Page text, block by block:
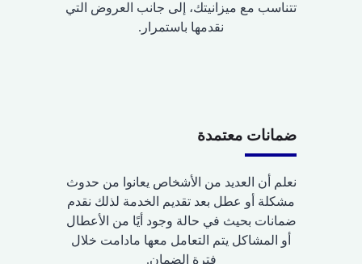
تتناسب مع ميزانيتك، إلى جانب العروض التي
نقدمها باستمرار.
ضمانات معتمدة
نعلم أن العديد من الأشخاص يعانوا من حدوث
مشكلة أو عطل بعد تقديم الخدمة لذلك نقدم
ضمانات بحيث في حالة وجود أيًا من الأعطال
أو المشاكل يتم التعامل معها مادامت خلال
فترة الضمان.